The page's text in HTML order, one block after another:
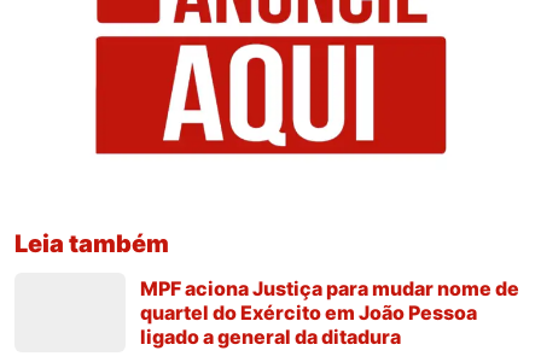
Leia também
MPF aciona Justiça para mudar nome de
quartel do Exército em João Pessoa
ligado a general da ditadura